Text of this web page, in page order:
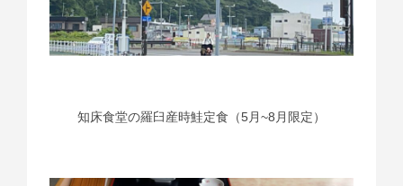
知床食堂の羅臼産時鮭定食（5月~8月限定）